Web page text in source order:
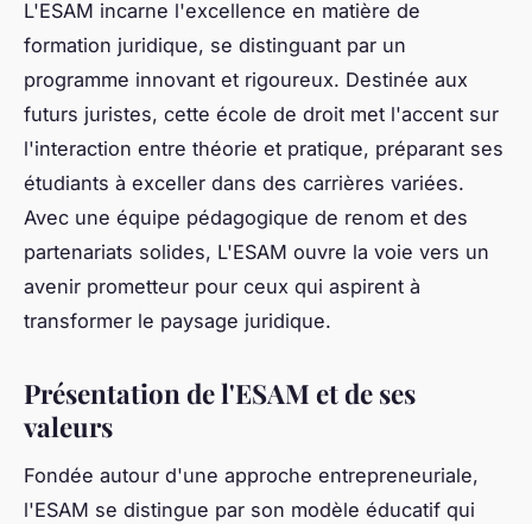
L'ESAM incarne l'excellence en matière de
formation juridique, se distinguant par un
programme innovant et rigoureux. Destinée aux
futurs juristes, cette école de droit met l'accent sur
l'interaction entre théorie et pratique, préparant ses
étudiants à exceller dans des carrières variées.
Avec une équipe pédagogique de renom et des
partenariats solides, L'ESAM ouvre la voie vers un
avenir prometteur pour ceux qui aspirent à
transformer le paysage juridique.
Présentation de l'ESAM et de ses
valeurs
Fondée autour d'une approche entrepreneuriale,
l'ESAM se distingue par son modèle éducatif qui